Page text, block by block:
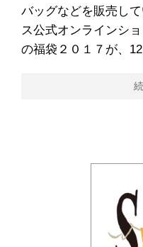
バッグなどを販売し
ス公式オンラインシ
の福袋２０１７が、